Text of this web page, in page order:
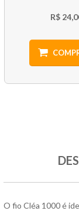
R$
O fio Cléa 1000 é